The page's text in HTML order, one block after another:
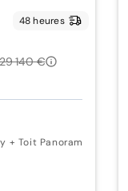
48 heures
+ Toit Panoramique
29 140 €